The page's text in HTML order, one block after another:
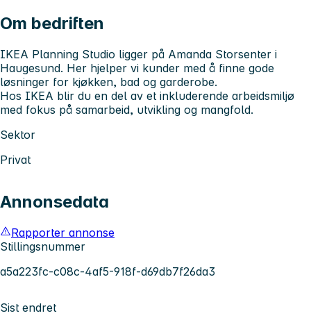
Om bedriften
IKEA Planning Studio ligger på Amanda Storsenter i
Haugesund. Her hjelper vi kunder med å finne gode
løsninger for kjøkken, bad og garderobe.
Hos IKEA blir du en del av et inkluderende arbeidsmiljø
med fokus på samarbeid, utvikling og mangfold.
Sektor
Privat
Annonsedata
Rapporter annonse
Stillingsnummer
a5a223fc-c08c-4af5-918f-d69db7f26da3
Sist endret